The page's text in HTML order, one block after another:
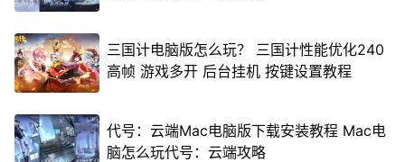
三国计电脑版怎么玩？ 三国计性能优化240
高帧 游戏多开 后台挂机 按键设置教程
代号：云端Mac电脑版下载安装教程 Mac电
脑怎么玩代号：云端攻略